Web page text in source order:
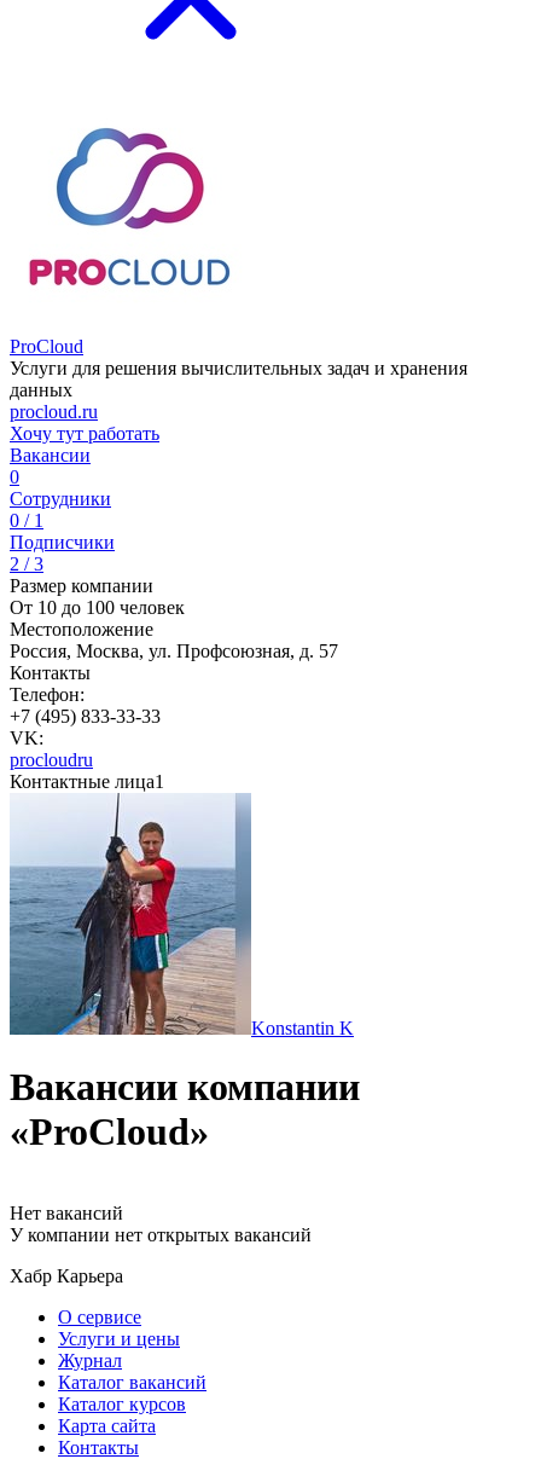
ProCloud
Услуги для решения вычислительных задач и хранения
данных
procloud.ru
Хочу тут работать
Вакансии
0
Сотрудники
0 / 1
Подписчики
2 / 3
Размер компании
От 10 до 100 человек
Местоположение
Россия, Москва, ул. Профсоюзная, д. 57
Контакты
Телефон:
+7 (495) 833-33-33
VK:
procloudru
Контактные лица1
Konstantin K
Вакансии компании
«ProCloud»
Нет вакансий
У компании нет открытых вакансий
Хабр Карьера
О сервисе
Услуги и цены
Журнал
Каталог вакансий
Каталог курсов
Карта сайта
Контакты